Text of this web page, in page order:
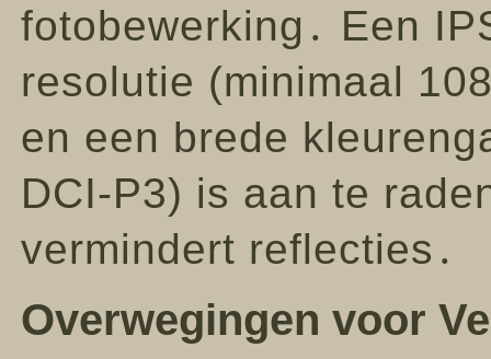
fotobewerking․ Een
resolutie (minimaal
en een brede
DCI-P3) is aan te
vermindert reflecties․
Overwegingen voor